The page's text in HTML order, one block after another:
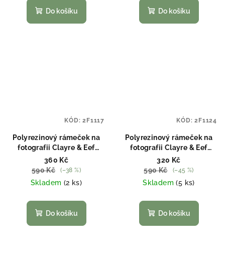
Do košíku Do košíku
Polyrezinový rámeček na
fotografii Clayre & Eef
2F1117
360 Kč
590 Kč
(–38 %)
Skladem (2 ks)
Do košíku
KÓD:2F1117
Polyrezinový rámeček na
fotografii Clayre & Eef
2F1124
320 Kč
590 Kč
(–45 %)
Skladem(5 ks)
Do košíku
KÓD:2F1124